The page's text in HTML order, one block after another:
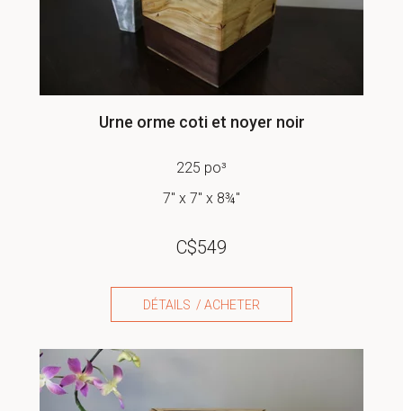
Urne orme coti et noyer noir
225 po³
7" x 7" x 8¾"
C$549
DÉTAILS / ACHETER